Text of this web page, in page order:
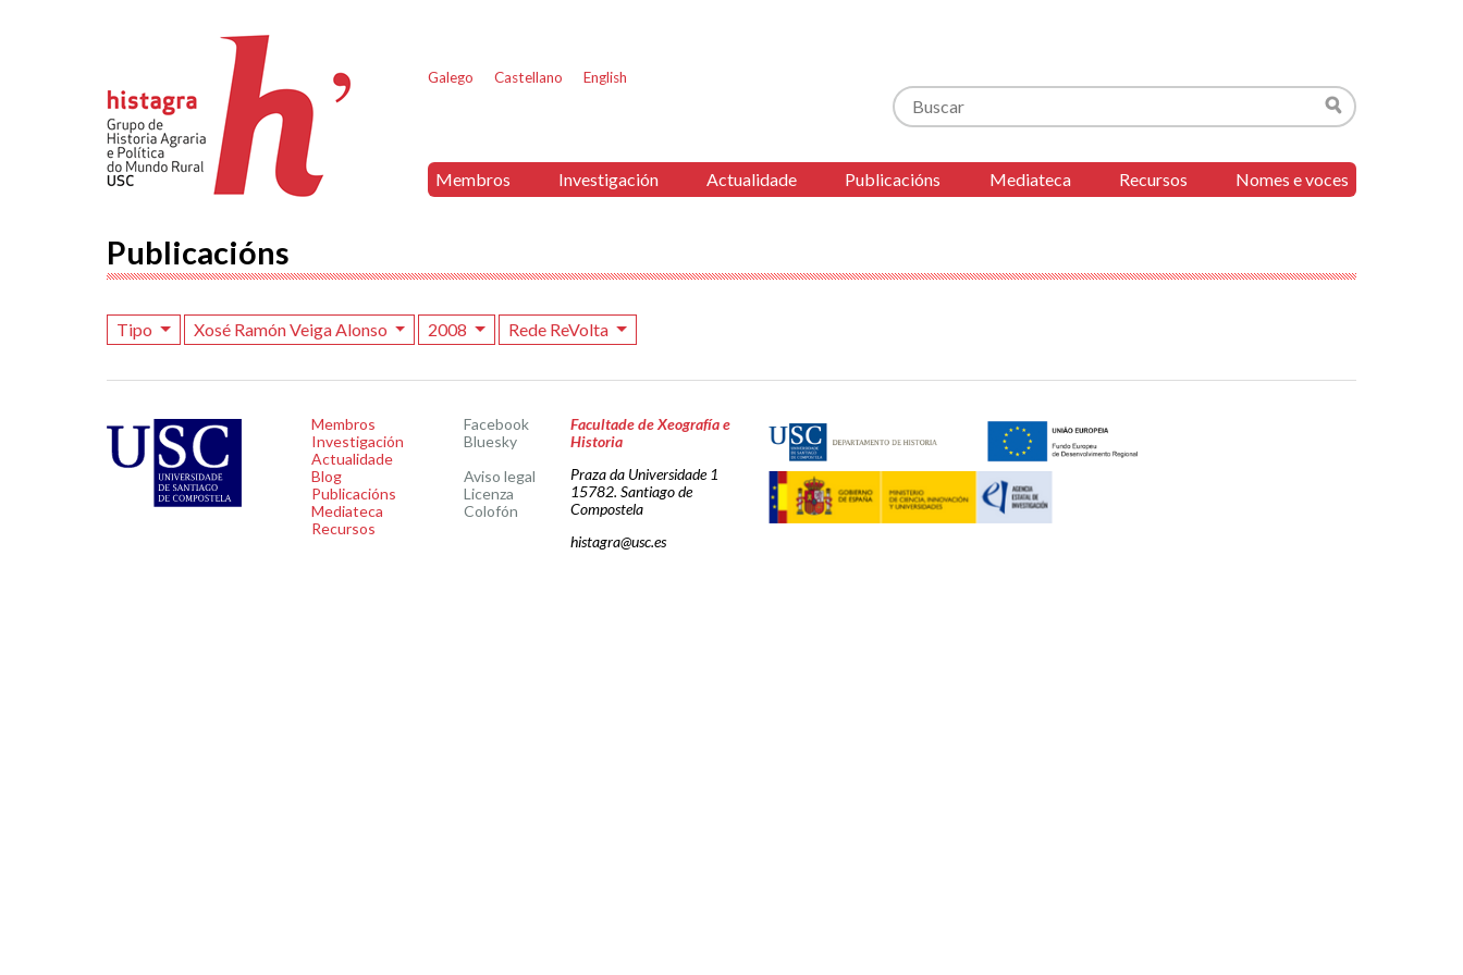
Galego Castellano English
Buscar
Buscar
Membros Investigación Actualidade Publicacións Mediateca Recursos Nomes e voces
Publicacións
Tipo Xosé Ramón Veiga Alonso 2008 Rede ReVolta
Membros
Investigación
Actualidade
Blog
Publicacións
Mediateca
Recursos
Facebook
Bluesky
Aviso legal
Licenza
Colofón
Facultade de Xeografía e
Historia
Praza da Universidade 1
15782. Santiago de
Compostela
histagra@usc.es